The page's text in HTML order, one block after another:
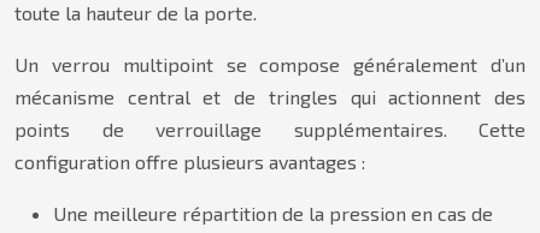
toute la hauteur de la porte.
Un verrou multipoint se compose généralement d’un
mécanisme central et de tringles qui actionnent des
points de verrouillage supplémentaires. Cette
configuration offre plusieurs avantages :
Une meilleure répartition de la pression en cas de